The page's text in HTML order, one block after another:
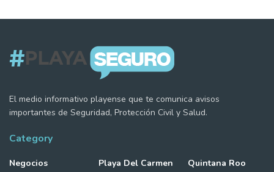
El medio informativo playense que te comunica avisos
importantes de Seguridad, Protección Civil y Salud.
Category
Negocios Playa Del Carmen Quintana Roo